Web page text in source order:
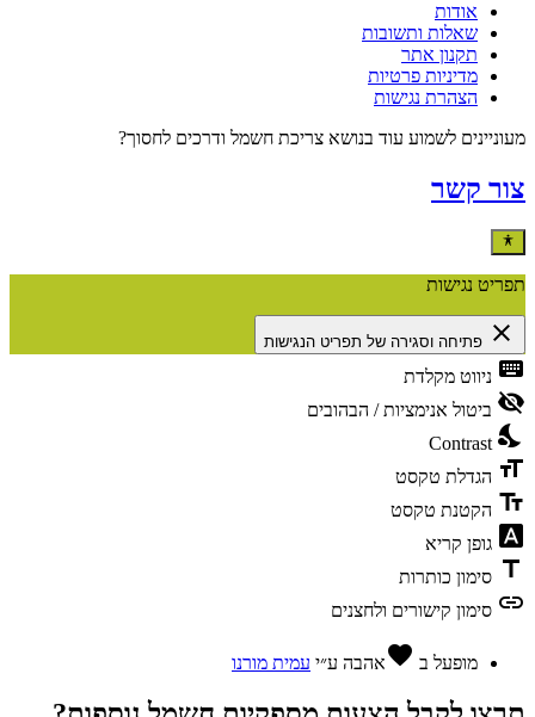
אודות
שאלות ותשובות
תקנון אתר
מדיניות פרטיות
הצהרת נגישות
מעוניינים לשמוע עוד בנושא צריכת חשמל ודרכים לחסוך?
צור קשר
תפריט נגישות
close פתיחה וסגירה של תפריט הנגישות
keyboard ניווט מקלדת
visibility_off ביטול אנימציות / הבהובים
nights_stay
Contrast
format_size הגדלת טקסט
text_fields הקטנת טקסט
font_download גופן קריא
title סימון כותרות
link סימון קישורים ולחצנים
מופעל ב favoriteאהבה ע״י עמית מורנו